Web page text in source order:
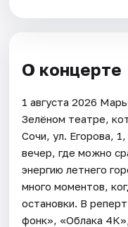
О концерте
1 августа 2026
Зелёном театре,
Сочи, ул. Егорова,
вечер, где можно
энергию летнего
много моментов,
остановки. В
фонк», «Облака